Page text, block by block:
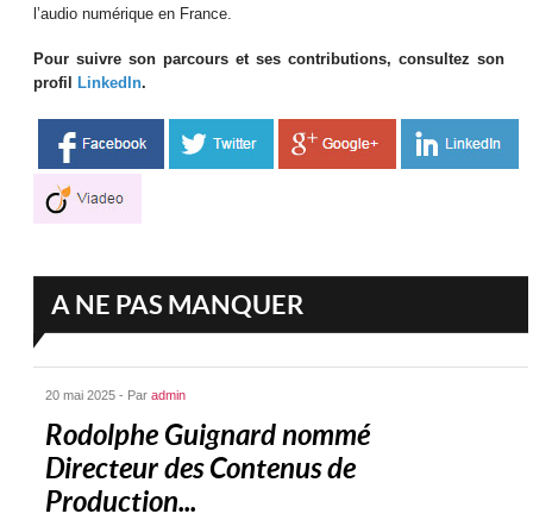
l’audio numérique en France.
Pour suivre son parcours et ses contributions, consultez son
profil
LinkedIn.
A NE PAS MANQUER
20 mai 2025 - Paradmin
Rodolphe Guignard nommé
Directeur des Contenus de
Production...